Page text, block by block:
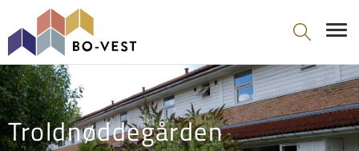
gå til indhold
Troldnøddegården